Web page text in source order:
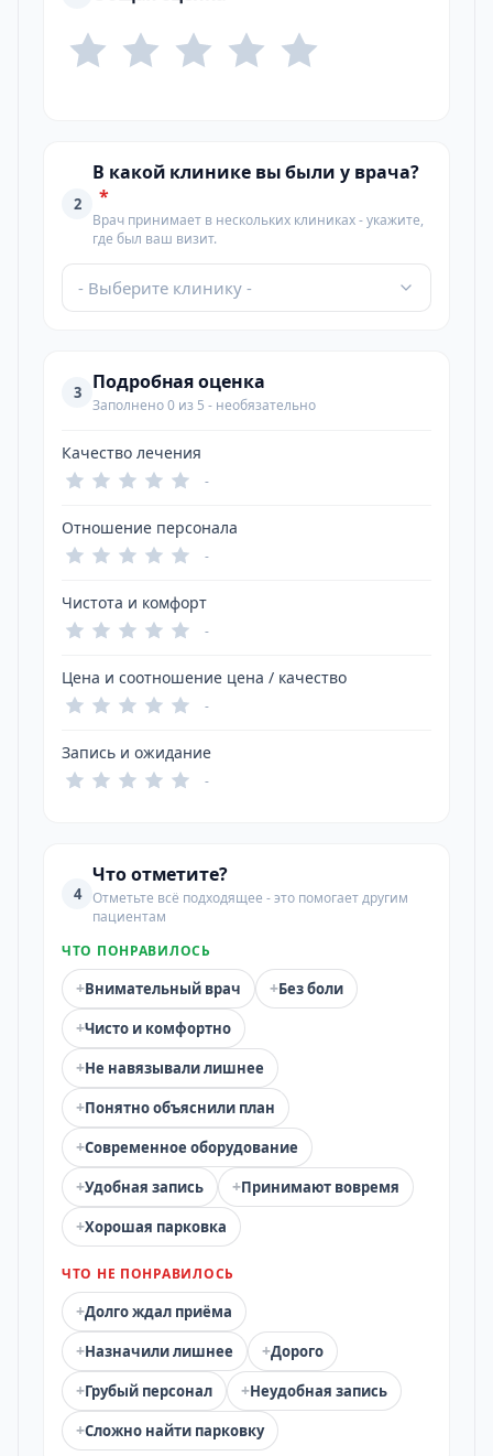
2
В какой клинике вы были у врача?
*
Врач принимает в нескольких клиниках - укажите,
где был ваш визит.
- Выберите клинику -
3 Подробная оценка
Заполнено 0 из 5 - необязательно
Качество лечения
-
Отношение персонала
-
Чистота и комфорт
-
Цена и соотношение цена / качество
-
Запись и ожидание
-
4
Что отметите?
Отметьте всё подходящее - это помогает другим
пациентам
ЧТО ПОНРАВИЛОСЬ
+Внимательный врач +Без боли
+Чисто и комфортно
+Не навязывали лишнее
+Понятно объяснили план
+Современное оборудование
+Удобная запись +Принимают вовремя
+Хорошая парковка
ЧТО НЕ ПОНРАВИЛОСЬ
+Долго ждал приёма
+Назначили лишнее +Дорого
+Грубый персонал +Неудобная запись
+Сложно найти парковку